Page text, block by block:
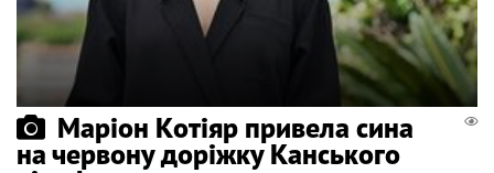
Маріон Котіяр привела сина
на червону доріжку Канського